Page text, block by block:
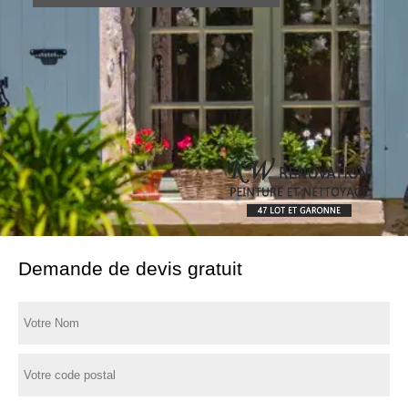
Demande de devis gratuit